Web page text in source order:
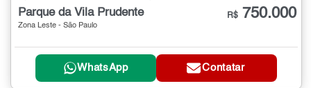
Parque da Vila Prudente
Zona Leste - São Paulo
R$ 750.000
WhatsApp Contatar